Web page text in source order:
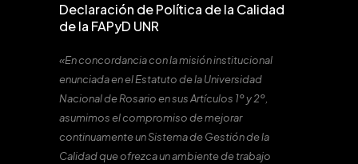
Declaración de Política de la Calidad
de la FAPyD UNR
«En concordancia con la misión institucional
enunciada en el Estatuto de la Universidad
Nacional de Rosario en sus Artículos 1º y 2º,
asumimos el compromiso de mejorar
continuamente un Sistema de Gestión de la
Calidad que ofrezca un ambiente de trabajo